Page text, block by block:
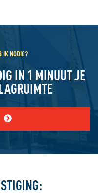
IK NODIG?
IN 1 MINUUT JE